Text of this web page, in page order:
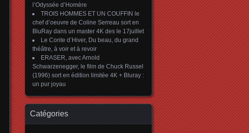
l’Odyssée d’Homère
TROIS HOMMES ET UN COUFFIN le
chef d’oeuvre de Coline Serreau sort en
BluRay dans un master 4K des le 17juillet
Le Conte d’Hiver, Du beau, du grand
théâtre, à voir et à revoir
ERASER, avec Arnold
Schwarzenegger, le film de Chuck Russel
(1996) sort en édition limitée 4K + Bluray :
un pur joyau
Catégories